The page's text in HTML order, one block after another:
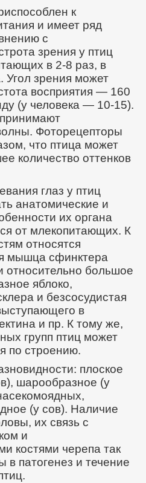
к
и имеет ряд
с
зрения у птиц
в 2-8 раз, в
Угол зрения может
восприятия — 160
(у человека — 10-15).
Фоторецепторы
что птица может
количество оттенков
глаз у птиц
анатомические и
их органа
от млекопитающих. К
относятся
мышца сфинктера
относительно большое
яблоко,
и безсосудистая
в
и пр. К тому же,
групп птиц может
по строению.
плоское
шарообразное (у
(у сов). Наличие
их связь с
и
костями черепа так
в патогенез и течение